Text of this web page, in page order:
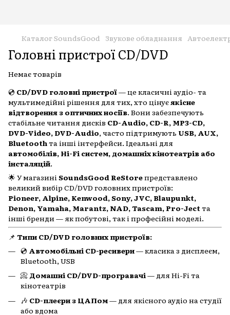
Каталог SoundsGood Звукове обладнання
Головні пристрої CD/DVD
Немає товарів
💿 CD/DVD головні пристрої— це класичні аудіо- та
мультимедійні рішення для тих, хто цінуєякісне
відтворення з оптичних носіїв. Вони забезпечують
стабільне читання дисків CD-Audio, CD-R, MP3-CD,
DVD-Video, DVD-Audio, часто підтримують USB, AUX,
Bluetoothта інші інтерфейси. Ідеальні для
автомобілів, Hi-Fi систем, домашніх кінотеатрів або
інсталяцій.
🌟 У магазиніSoundsGood ReStoreпредставлено
великий вибір CD/DVD головних пристроїв:
Pioneer, Alpine, Kenwood, Sony, JVC, Blaupunkt,
Denon, Yamaha, Marantz, NAD, Tascam, Pro-Jectта
інші бренди — як побутові, так і професійні моделі.
📌 Типи CD/DVD головних пристроїв:
💿 Автомобільні CD-ресивери— класика з дисплеєм,
Bluetooth, USB
📀 Домашні CD/DVD-програвачі— для Hi-Fi та
кінотеатрів
🎶 CD-плеєри з ЦАПом— для якісного аудіо на студії
або вдома